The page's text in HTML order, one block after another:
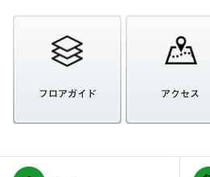
フロアガイド アクセス